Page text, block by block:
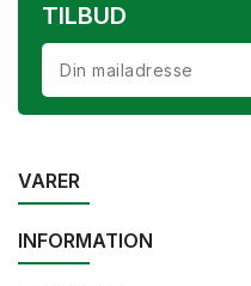
TILBUD
VARER
INFORMATION